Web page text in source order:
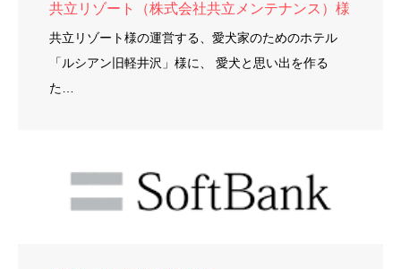
共立リゾート（株式会社共立メンテナンス）様
共立リゾート様の運営する、愛犬家のためのホテル
「ルシアン旧軽井沢」様に、 愛犬と思い出を作る
た…